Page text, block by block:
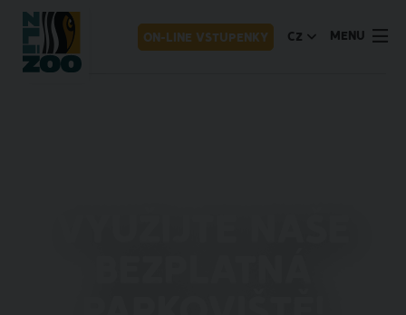
ON-LINE VSTUPENKY CZ MENU